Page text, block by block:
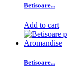
Betisoare...
Add to cart
Betisoare...